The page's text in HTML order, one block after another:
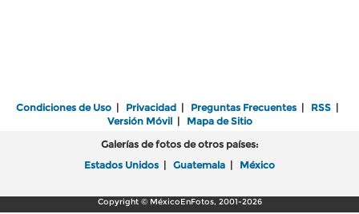
Condiciones de Uso | Privacidad | Preguntas Frecuentes | RSS |
Versión Móvil| Mapa de Sitio
Galerías de fotos de otros países:
Estados Unidos | Guatemala | México
Copyright © MéxicoEnFotos, 2001-2026